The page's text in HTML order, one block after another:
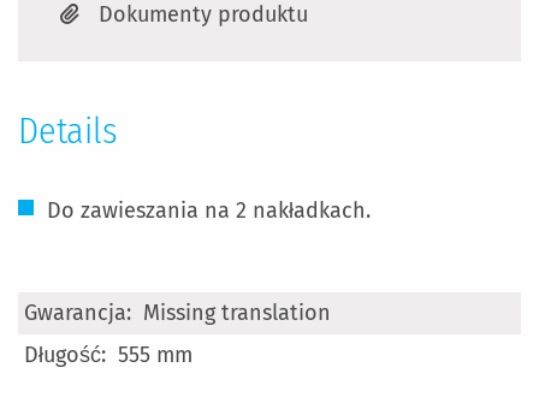
Dokumenty produktu
Details
Do zawieszania na 2 nakładkach.
Więcej
informacji
Missing translation
555 mm